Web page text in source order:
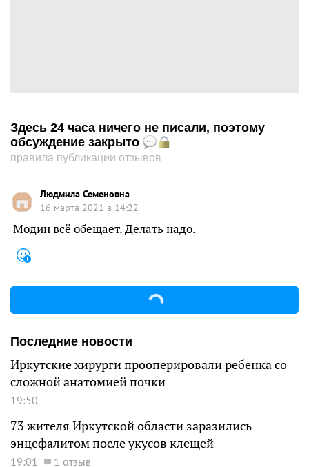
Здесь 24 часа ничего не писали, поэтому
обсуждение закрыто
правила публикации отзывов
Людмила Семеновна
16 марта 2021 в 14:22
Модин всё обещает. Делать надо.
Последние новости
Иркутские хирурги прооперировали ребенка со
сложной анатомией почки
19:50
73 жителя Иркутской области заразились
энцефалитом после укусов клещей
19:01 1 отзыв